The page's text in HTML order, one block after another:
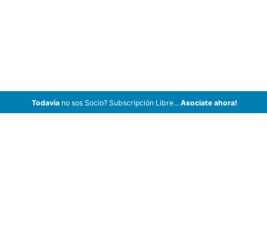
Todavíano sos Socio? Subscripción Libre... Asociate ahora!